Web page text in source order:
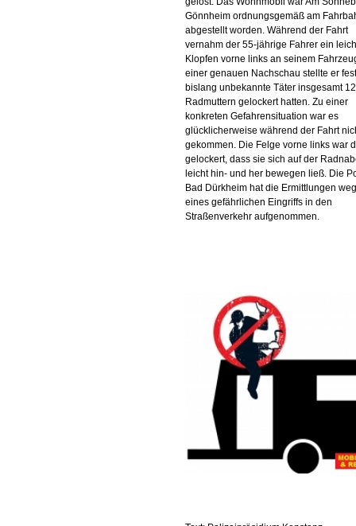
Gönnheim ordnungsgemäß am
abgestellt worden. Während der Fahrt
vernahm der 55-jährige Fahrer ein
Klopfen vorne links an seinem
einer genauen Nachschau stellte er
bislang unbekannte Täter insgesamt 12
Radmuttern gelockert hatten. Zu einer
konkreten Gefahrensituation war es
glücklicherweise während der Fahrt
gekommen. Die Felge vorne links war
gelockert, dass sie sich auf der
leicht hin- und her bewegen ließ. Die
Bad Dürkheim hat die Ermittlungen
eines gefährlichen Eingriffs in den
Straßenverkehr aufgenommen.